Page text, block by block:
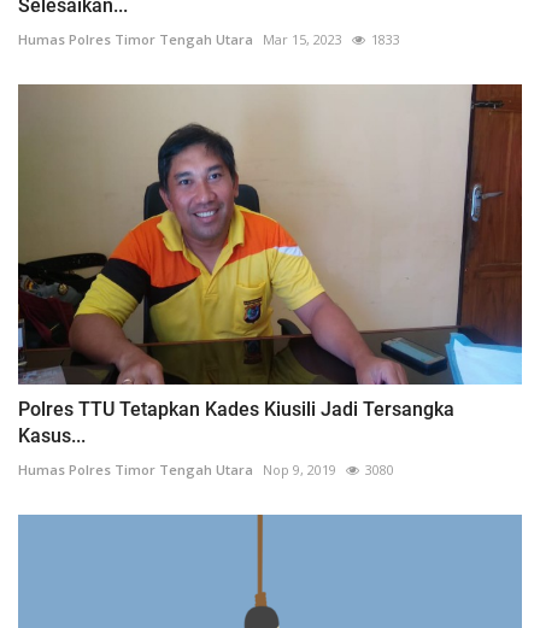
Selesaikan...
Humas Polres Timor Tengah Utara Mar 15, 2023 1833
Polres TTU Tetapkan Kades Kiusili Jadi Tersangka
Kasus...
Humas Polres Timor Tengah Utara Nop 9, 2019 3080